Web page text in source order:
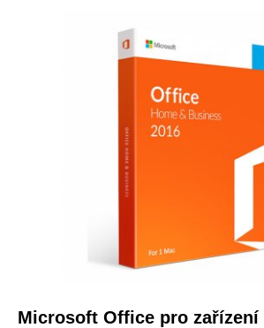
Microsoft Office pro zařízení